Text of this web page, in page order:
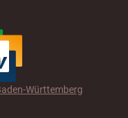
Württemberg